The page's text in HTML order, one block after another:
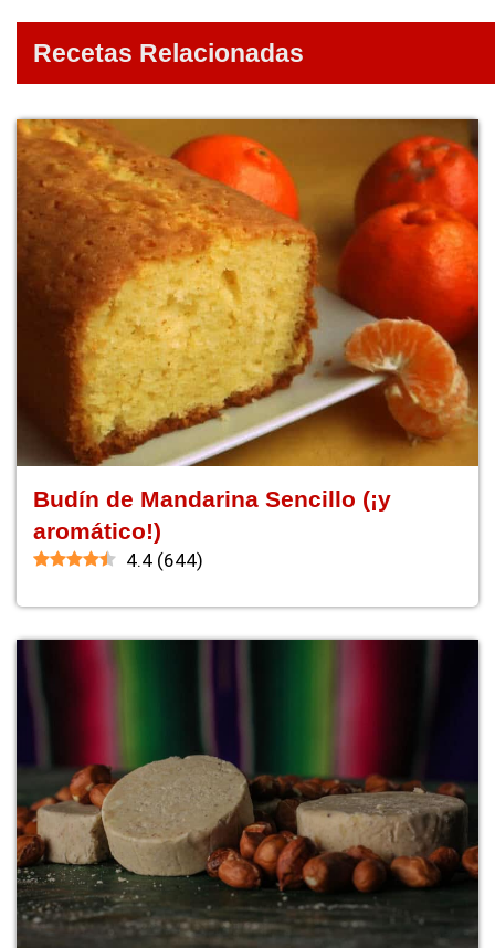
Recetas Relacionadas
Budín de Mandarina Sencillo (¡y
aromático!)
4.4 (644)